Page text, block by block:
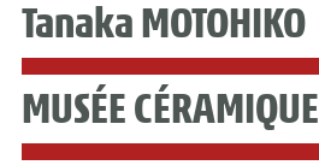
Tanaka MOTOHIKO
MUSÉE CÉRAMIQUE